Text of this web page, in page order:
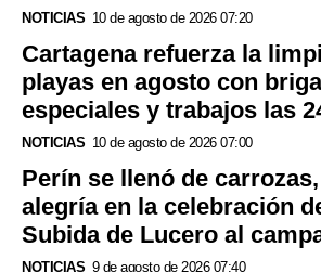
NOTICIAS 10 de agosto de 2026 07:20
Cartagena refuerza la
playas en agosto con
especiales y trabajos las
NOTICIAS 10 de agosto de 2026 07:00
Perín se llenó de
alegría en la celebración
Subida de Lucero al
NOTICIAS 9 de agosto de 2026 07:40